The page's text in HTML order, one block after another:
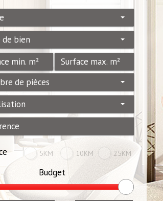
de bien
de pièces
5KM 10KM 25KM
Budget